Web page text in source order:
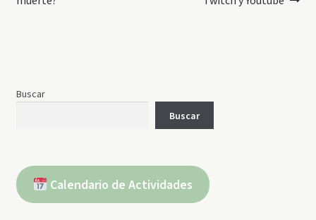
de
Buscar
Buscar
Calendario de Actividades